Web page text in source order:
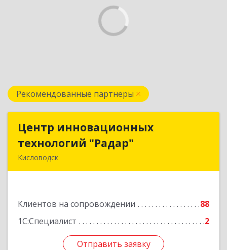
Рекомендованные партнеры
Центр инновационных
технологий "Радар"
Кисловодск
Клиентов на сопровождении
88
1С:Специалист
2
Отправить заявку
Центр инновационных
технологий "Радар"
Подробнее
Отправить заявку